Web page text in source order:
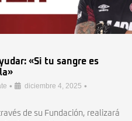
«Si tu sangre es
• diciembre 4, 2025 •
de su Fundación, realizará